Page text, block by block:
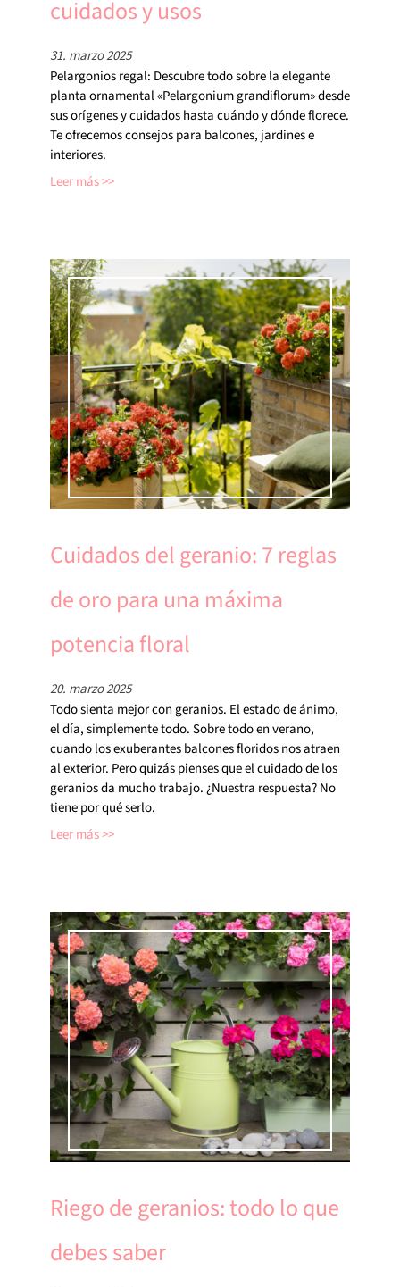
cuidados y usos
31. marzo 2025
Pelargonios regal: Descubre todo sobre la elegante
planta ornamental «Pelargonium grandiflorum» desde
sus orígenes y cuidados hasta cuándo y dónde florece.
Te ofrecemos consejos para balcones, jardines e
interiores.
Leer más
Cuidados del geranio: 7 reglas
de oro para una máxima
potencia floral
20. marzo 2025
Todo sienta mejor con geranios. El estado de ánimo,
el día, simplemente todo. Sobre todo en verano,
cuando los exuberantes balcones floridos nos atraen
al exterior. Pero quizás pienses que el cuidado de los
geranios da mucho trabajo. ¿Nuestra respuesta? No
tiene por qué serlo.
Leer más
Riego de geranios: todo lo que
debes saber